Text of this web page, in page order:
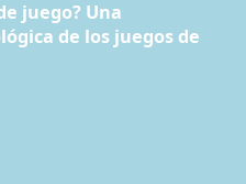
juego? Una
de los juegos de